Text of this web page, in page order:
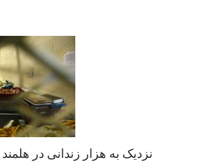
نزدیک به هزار زندانی در